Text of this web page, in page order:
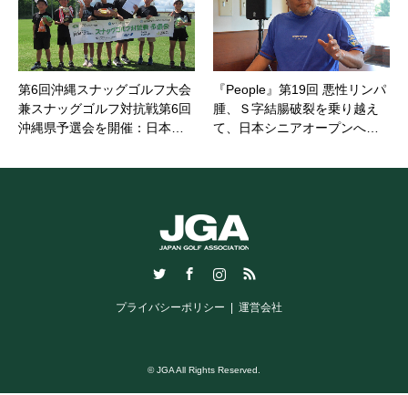
第6回沖縄スナッグゴルフ大会
兼スナッグゴルフ対抗戦第6回
沖縄県予選会を開催：日本…
『People』第19回 悪性リンパ
腫、Ｓ字結腸破裂を乗り越え
て、日本シニアオープンへ…
RSS
プライバシーポリシー 運営会社
© JGA All Rights Reserved.